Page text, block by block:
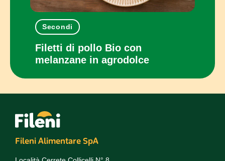
Secondi
Filetti di pollo Bio con
melanzane in agrodolce
Fileni Alimentare SpA